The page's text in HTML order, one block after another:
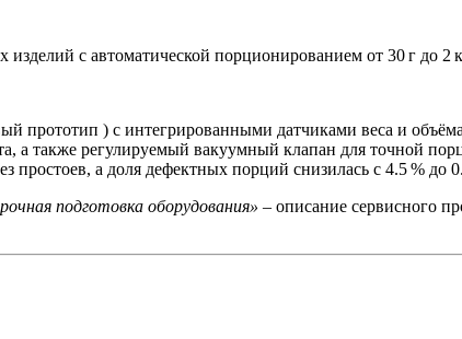
с автоматической порционированием от 30 г до 2
прототип ) с интегрированными датчиками веса и
а также регулируемый вакуумный клапан для точной
простоев, а доля дефектных порций снизилась с 4.5 % до
подготовка оборудования» – описание сервисного